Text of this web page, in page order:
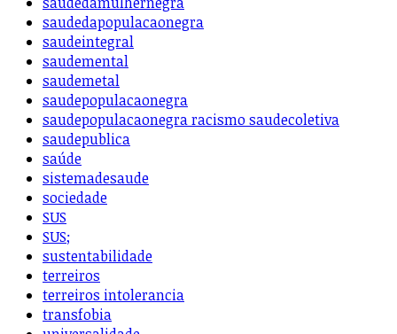
saudedapopulacaonegra
saudeintegral
saudemental
saudemetal
saudepopulacaonegra
saudepopulacaonegra racismo saudecoletiva
saudepublica
saúde
sistemadesaude
sociedade
SUS
SUS;
sustentabilidade
terreiros
terreiros intolerancia
transfobia